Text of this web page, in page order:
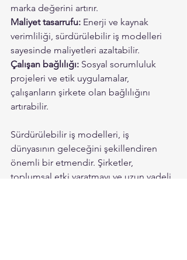
marka değerini artırır.
Maliyet tasarrufu: Enerji ve kaynak
verimliliği, sürdürülebilir iş modelleri
sayesinde maliyetleri azaltabilir.
Çalışan bağlılığı: Sosyal sorumluluk
projeleri ve etik uygulamalar,
çalışanların şirkete olan bağlılığını
artırabilir.
Sürdürülebilir iş modelleri, iş
dünyasının geleceğini şekillendiren
önemli bir etmendir. Şirketler,
toplumsal etki yaratmayı ve uzun vadeli